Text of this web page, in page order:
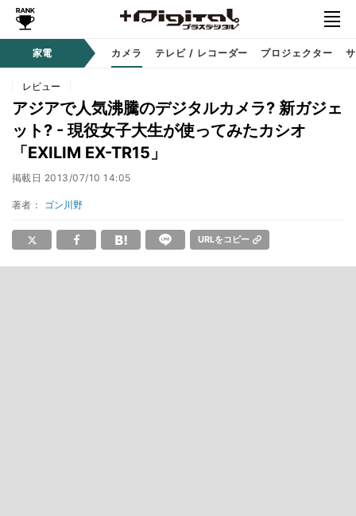
家電 カメラ テレビ / レコーダー プロジェクター
レビュー
アジアで人気沸騰のデジタルカメラ? 新ガジェ
ット? - 現役女子大生が使ってみたカシオ
「EXILIM EX-TR15」
掲載日 2013/07/10 14:05
著者： ゴン川野
URLをコピー